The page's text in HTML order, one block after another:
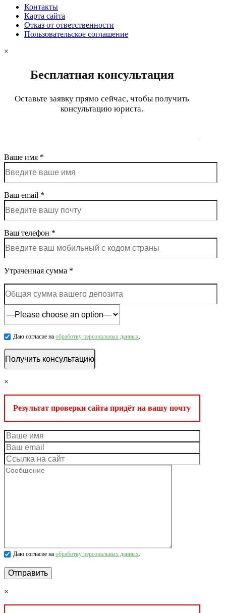
Контакты
Карта сайта
Отказ от ответственности
Пользовательское соглашение
×
Бесплатная консультация
Оставьте заявку прямо сейчас, чтобы получить
консультацию юриста.
Ваше имя *
Ваш email *
Ваш телефон *
Утраченная сумма *
Даю согласие на обработку персональных данных.
×
Результат проверки сайта придёт на вашу почту
Даю согласие на обработку персональных данных.
×